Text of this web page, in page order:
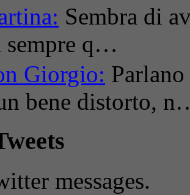
Sembra di
sempre q…
Giorgio:
bene distorto,
messages.